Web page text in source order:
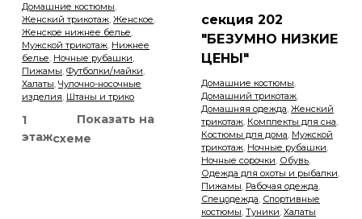
Женское нижнее белье
Аксессуары и косметика
Декоративная косметика
Мужская и женская парфюмерия
Белорусская косметика
сумки и кожгалантерея
Домашние костюмы,
Женский трикотаж, Женское,
Женское нижнее белье,
Мужской трикотаж, Нижнее
белье, Ночные рубашки,
Пижамы, Футболки/майки,
Халаты, Чулочно-носочные
изделия, Штаны и трико
1
этаж
Показать на
схеме
секция 202
"БЕЗУМНО НИЗКИЕ
ЦЕНЫ"
Домашние костюмы,
Домашний трикотаж,
Домашняя одежда, Женский
трикотаж, Комплекты для сна,
Костюмы для дома, Мужской
трикотаж, Ночные рубашки,
Ночные сорочки, Обувь,
Одежда для охоты и рыбалки,
Пижамы, Рабочая одежда,
Спецодежда, Спортивные
костюмы, Туники, Халаты